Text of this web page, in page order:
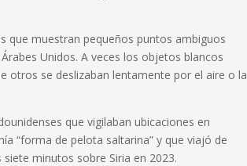
que muestran pequeños puntos ambiguos
Unidos. A veces los objetos blancos
otros se deslizaban lentamente por el aire o la
que vigilaban ubicaciones en
“forma de pelota saltarina” y que viajó de
minutos sobre Siria en 2023.